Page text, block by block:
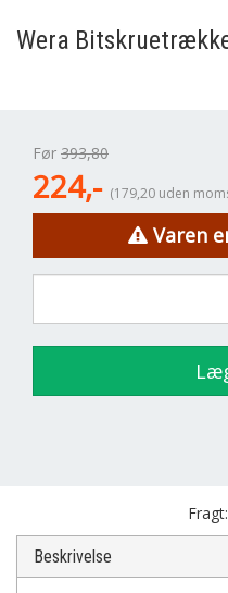
Wera
Før 393,80
224,- (179,20 uden
Varen
Beskrivelse